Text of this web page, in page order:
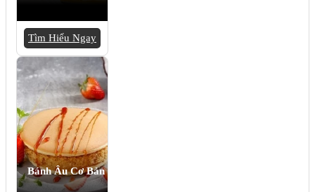
Tìm Hiểu Ngay
Bánh Âu Cơ Bản